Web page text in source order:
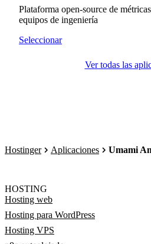
Plataforma open-source de
equipos de ingeniería
Seleccionar
Ver todas las
Hostinger Aplicaciones Umami
HOSTING
Hosting web
Hosting para WordPress
Hosting VPS